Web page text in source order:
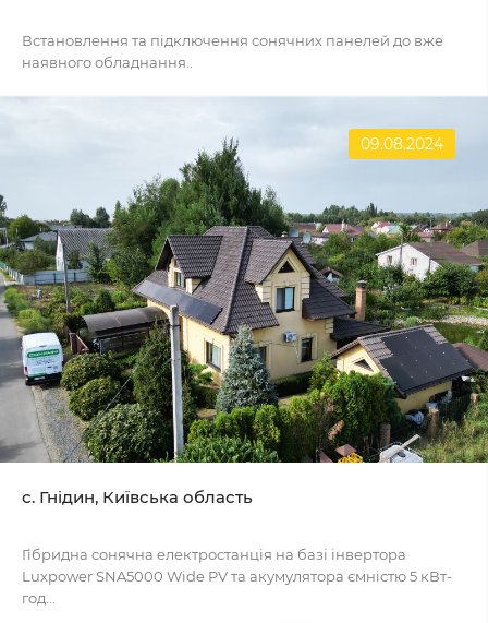
Встановлення та підключення сонячних панелей до вже
наявного обладнання..
09.08.2024
с. Гнідин, Київська область
Гібридна сонячна електростанція на базі інвертора
Luxpower SNA5000 Wide PV та акумулятора ємністю 5 кВт-
год...